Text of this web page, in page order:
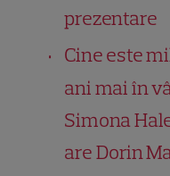
prezentare
Cine este
ani mai în
Simona
are Dorin